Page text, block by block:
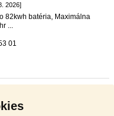
2026]
82kwh batéria, Maximálna
...
01
0902 069 294 📞 ‼️